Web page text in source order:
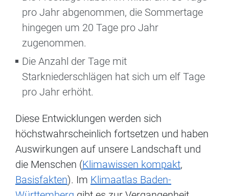
pro Jahr abgenommen, die Sommertage
hingegen um 20 Tage pro Jahr
zugenommen.
Die Anzahl der Tage mit
Starkniederschlägen hat sich um elf Tage
pro Jahr erhöht.
Diese Entwicklungen werden sich
höchstwahrscheinlich fortsetzen und haben
Auswirkungen auf unsere Landschaft und
die Menschen (Klimawissen kompakt,
Basisfakten). Im Klimaatlas Baden-